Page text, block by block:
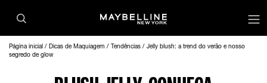
Página inicial Dicas de Maquiagem Tendências
Jelly blush: a trend do verão e nosso
segredo de glow